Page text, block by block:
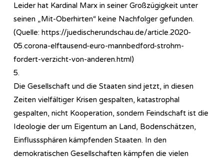
Leider hat Kardinal Marx in seiner Großzügigkeit unter
seinen „Mit-Oberhirten“ keine Nachfolger gefunden.
(Quelle: https://juedischerundschau.de/article.2020-
05.corona-elftausend-euro-mannbedford-strohm-
fordert-verzicht-von-anderen.html)
5.
Die Gesellschaft und die Staaten sind jetzt, in diesen
Zeiten vielfältiger Krisen gespalten, katastrophal
gespalten, nicht Kooperation, sondern Feindschaft ist die
Ideologie der um Eigentum an Land, Bodenschätzen,
Einflusssphären kämpfenden Staaten. In den
demokratischen Gesellschaften kämpfen die vielen